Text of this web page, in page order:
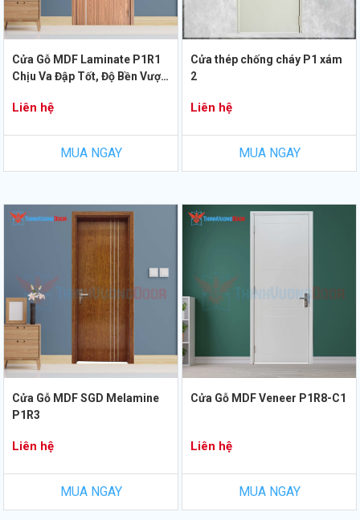
Cửa Gỗ MDF Laminate P1R1
Chịu Va Đập Tốt, Độ Bền Vượt
Liên hệ
MUA NGAY
Cửa thép chống cháy P1 xám
2
Liên hệ
MUA NGAY
Cửa Gỗ MDF SGD Melamine
P1R3
Liên hệ
MUA NGAY
Cửa Gỗ MDF Veneer P1R8-C1
Liên hệ
MUA NGAY